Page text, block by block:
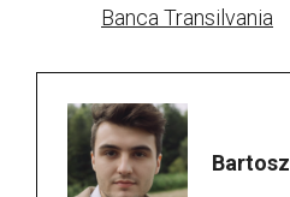
Banca Transilvania
Bartosz